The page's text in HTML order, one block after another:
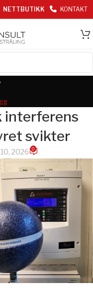
NETTBUTIKK KONTAKT
interferens
svikter
2026 0